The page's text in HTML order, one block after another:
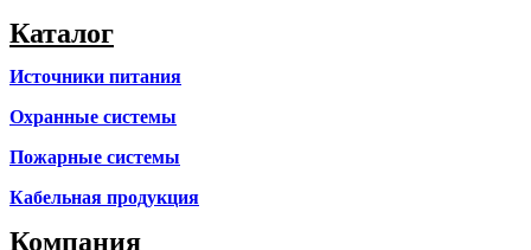
Каталог
Источники питания
Охранные системы
Пожарные системы
Кабельная продукция
Компания